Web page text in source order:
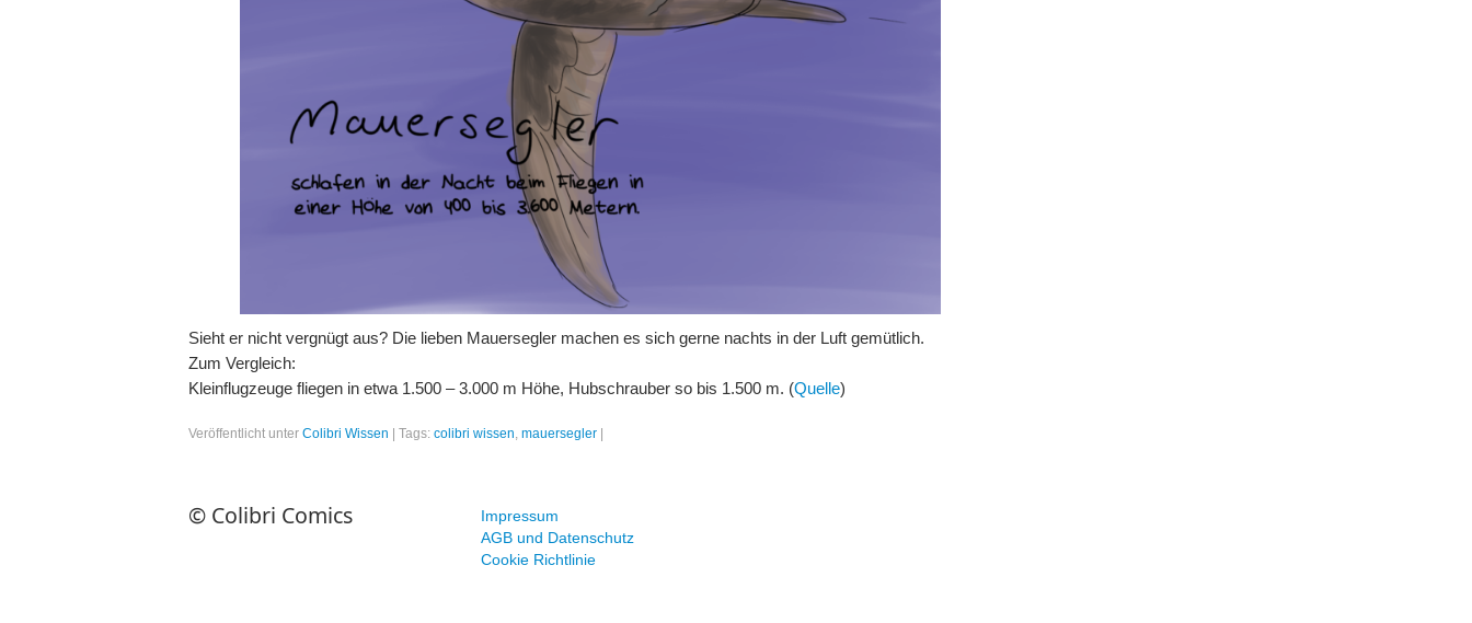
Sieht er nicht vergnügt aus? Die lieben Mauersegler machen es sich gerne nachts in der Luft gemütlich.
Zum Vergleich:
Kleinflugzeuge fliegen in etwa 1.500 – 3.000 m Höhe, Hubschrauber so bis 1.500 m. (Quelle)
Veröffentlicht unter Colibri Wissen Tags: colibri wissen, mauersegler
© Colibri Comics
Impressum
AGB und Datenschutz
Cookie Richtlinie